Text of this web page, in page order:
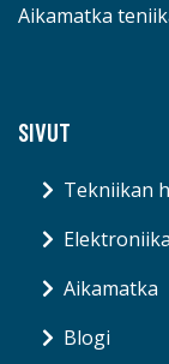
Aikamatka
SIVUT
Tekniikan
Aikamatka
Blogi